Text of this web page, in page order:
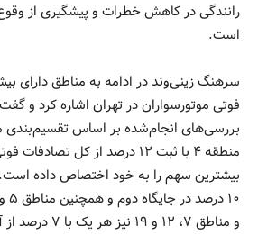
رانندگی در کاهش خطرات و پیشگیری از
است.
سرهنگ زینی‌وند در ادامه به مناطق دارای
فوتی موتورسواران در تهران اشاره کرد و
بررسی‌های انجام‌شده بر اساس تقسیم‌بندی
منطقه ۴ با ثبت ۱۲ درصد از کل
و مناطق ۷، ۱۲ و